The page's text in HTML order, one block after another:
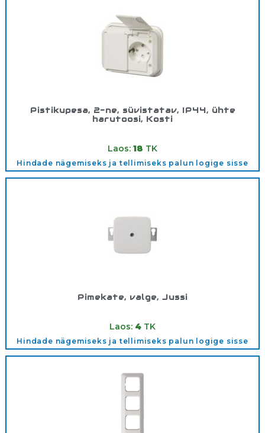
Pistikupesa, 2-ne, süvistatav, IP44, ühte
harutoosi, Kosti
Laos: 18 TK
Hindade nägemiseks ja tellimiseks palun logige sisse
Pimekate, valge, Jussi
Laos: 4 TK
Hindade nägemiseks ja tellimiseks palun logige sisse